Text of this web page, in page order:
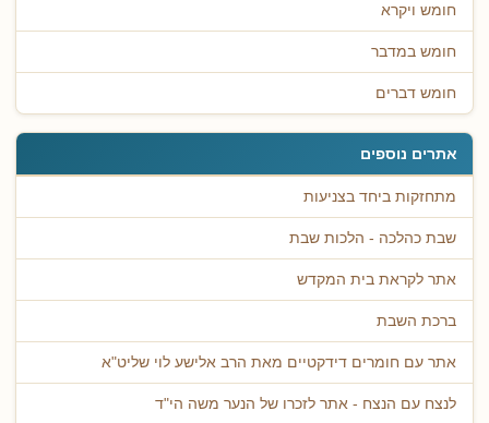
חומש ויקרא
חומש במדבר
חומש דברים
אתרים נוספים
מתחזקות ביחד בצניעות
שבת כהלכה - הלכות שבת
אתר לקראת בית המקדש
ברכת השבת
אתר עם חומרים דידקטיים מאת הרב אלישע לוי שליט"א
לנצח עם הנצח - אתר לזכרו של הנער משה הי"ד